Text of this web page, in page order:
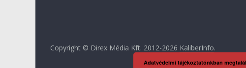
Copyright © Direx Média Kft. 2012-2026 KaliberInfo.
Adatvédelmi tájékoztatónkban